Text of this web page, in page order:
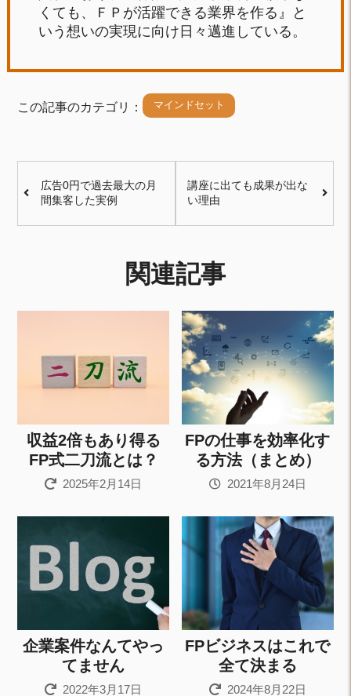
くても、ＦＰが活躍できる業界を作る』と
いう想いの実現に向け日々邁進している。
この記事のカテゴリ： マインドセット
広告0円で過去最大の月
間集客した実例
講座に出ても成果が出な
い理由
関連記事
収益2倍もあり得る
FP式二刀流とは？
2025年2月14日
FPの仕事を効率化す
る方法（まとめ）
2021年8月24日
企業案件なんてやっ
てません
2022年3月17日
FPビジネスはこれで
全て決まる
2024年8月22日